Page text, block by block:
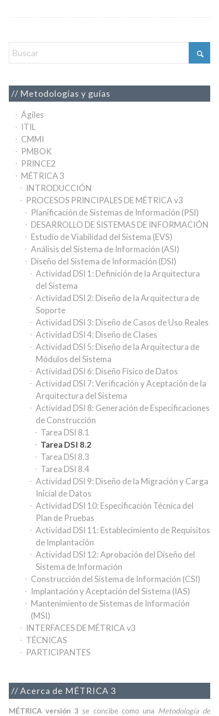
Metodologías y guías
Ágiles
ITIL
CMMI
PMBOK
PRINCE2
MÉTRICA 3
INTRODUCCIÓN
PROCESOS PRINCIPALES DE MÉTRICA v3
Planificación de Sistemas de Información (PSI)
DESARROLLO DE SISTEMAS DE INFORMACIÓN
Estudio de Viabilidad del Sistema (EVS)
Análisis del Sistema de Información (ASI)
Diseño del Sistema de Información (DSI)
Actividad DSI 1: Definición de la Arquitectura
del Sistema
Actividad DSI 2: Diseño de la Arquitectura de
Soporte
Actividad DSI 3: Diseño de Casos de Uso Reales
Actividad DSI 4: Diseño de Clases
Actividad DSI 5: Diseño de la Arquitectura de
Módulos del Sistema
Actividad DSI 6: Diseño Físico de Datos
Actividad DSI 7: Verificación y Aceptación de la
Arquitectura del Sistema
Actividad DSI 8: Generación de Especificaciones
de Construcción
Tarea DSI 8.1
Tarea DSI 8.2
Tarea DSI 8.3
Tarea DSI 8.4
Actividad DSI 9: Diseño de la Migración y Carga
Inicial de Datos
Actividad DSI 10: Especificación Técnica del
Plan de Pruebas
Actividad DSI 11: Establecimiento de Requisitos
de Implantación
Actividad DSI 12: Aprobación del Diseño del
Sistema de Información
Construcción del Sistema de Información (CSI)
Implantación y Aceptación del Sistema (IAS)
Mantenimiento de Sistemas de Información
(MSI)
INTERFACES DE MÉTRICA v3
TÉCNICAS
PARTICIPANTES
Acerca de MÉTRICA 3
MÉTRICA versión 3 se concibe como una Metodología de